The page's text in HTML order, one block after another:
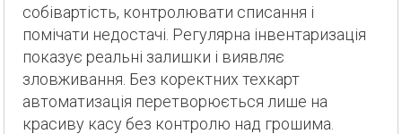
собівартість, контролювати списання і
помічати недостачі. Регулярна інвентаризація
показує реальні залишки і виявляє
зловживання. Без коректних техкарт
автоматизація перетворюється лише на
красиву касу без контролю над грошима.